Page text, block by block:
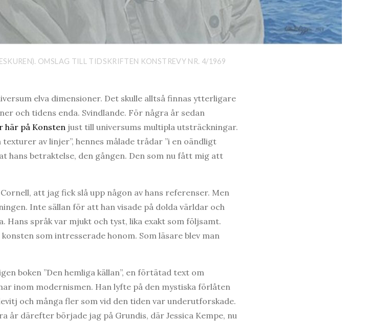
OMSLAG TILL TIDSKRIFTEN KONSTREVY NR. 4/1969
elva dimensioner. Det skulle alltså finnas ytterligare
och tidens enda. Svindlande. För några år sedan
här på Konsten just till universums multipla utsträckningar.
av linjer”, hennes målade trådar ”i en oändligt
hans betraktelse, den gången. Den som nu fått mig att
att jag fick slå upp någon av hans referenser. Men
Inte sällan för att han visade på dolda världar och
Hans språk var mjukt och tyst, lika exakt som följsamt.
som intresserade honom. Som läsare blev man
boken ”Den hemliga källan”, en förtätad text om
inom modernismen. Han lyfte på den mystiska förlåten
och många fler som vid den tiden var underutforskade.
år därefter började jag på Grundis, där Jessica Kempe, nu